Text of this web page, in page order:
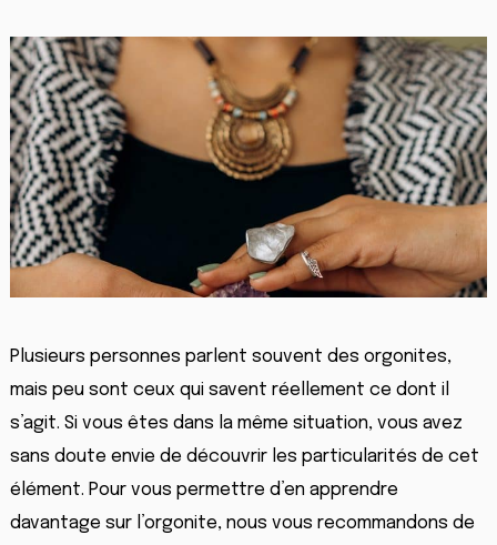
Plusieurs personnes parlent souvent des orgonites,
mais peu sont ceux qui savent réellement ce dont il
s’agit. Si vous êtes dans la même situation, vous avez
sans doute envie de découvrir les particularités de cet
élément. Pour vous permettre d’en apprendre
davantage sur l’orgonite, nous vous recommandons de